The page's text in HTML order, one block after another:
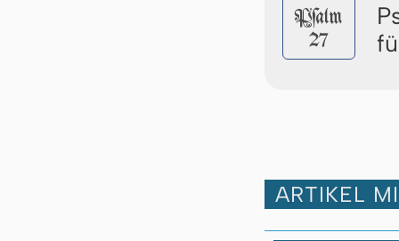
Pſalm
27
ARTIKEL